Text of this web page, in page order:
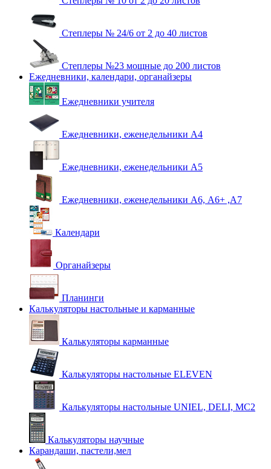
Степлеры № 24/6 от 2 до 40 листов
Степлеры №23 мощные до 200 листов
Ежедневники, календари, органайзеры
Ежедневники учителя
Ежедневники, еженедельники А4
Ежедневники, еженедельники А5
Ежедневники, еженедельники А6, А6+ ,А7
Календари
Органайзеры
Планинги
Калькуляторы настольные и карманные
Калькуляторы карманные
Калькуляторы настольные ELEVEN
Калькуляторы настольные UNIEL, DELI, MC2
Калькуляторы научные
Карандаши, пастели,мел